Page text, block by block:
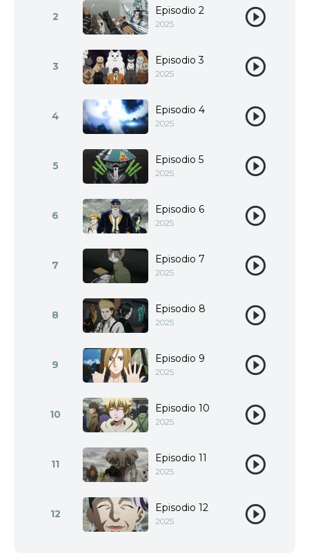
2 Episodio 2
2025
3 Episodio 3
2025
4 Episodio 4
2025
5 Episodio 5
2025
6 Episodio 6
2025
7 Episodio 7
2025
8 Episodio 8
2025
9 Episodio 9
2025
10 Episodio 10
2025
11 Episodio 11
2025
12 Episodio 12
2025